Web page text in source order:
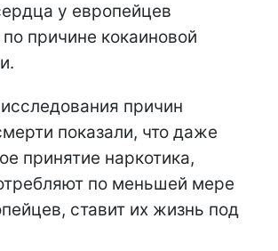
у европейцев
причине кокаиновой
причин
показали, что даже
принятие наркотика,
по меньшей мере
ставит их жизнь под